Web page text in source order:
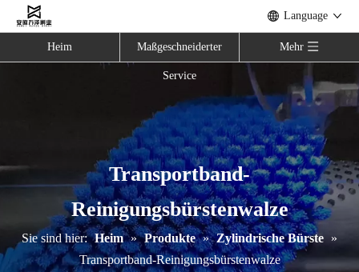
Language
Heim Maßgeschneiderter
Service
Mehr
Transportband-
Reinigungsbürstenwalze
Sie sind hier: Heim » Produkte » Zylindrische Bürste »
Transportband-Reinigungsbürstenwalze